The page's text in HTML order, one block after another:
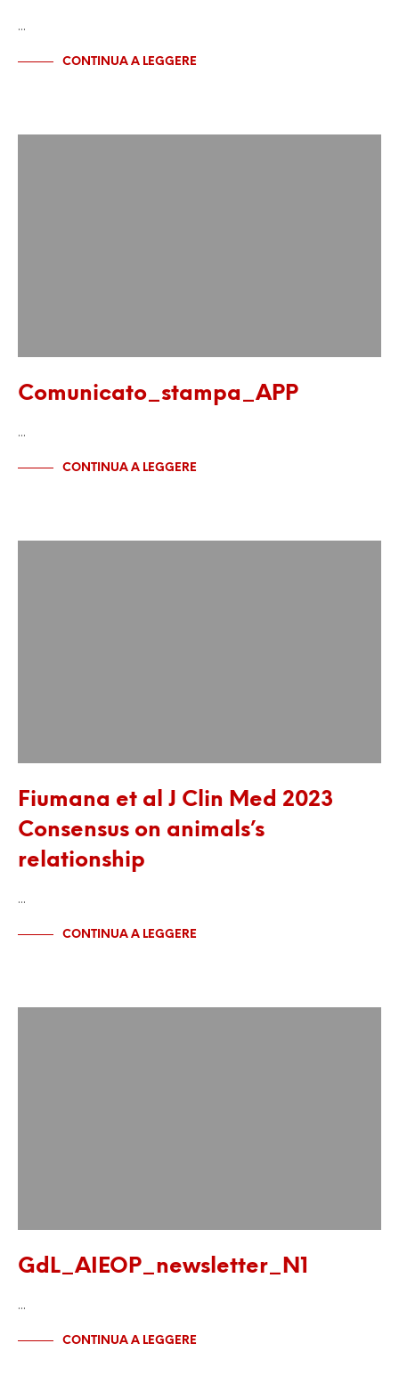
…
CONTINUA A LEGGERE
Comunicato_stampa_APP
…
CONTINUA A LEGGERE
Fiumana et al J Clin Med 2023
Consensus on animals’s
relationship
…
CONTINUA A LEGGERE
GdL_AIEOP_newsletter_N1
…
CONTINUA A LEGGERE